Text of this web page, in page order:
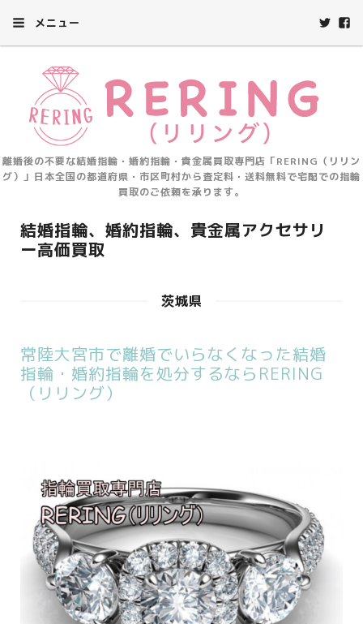
メニュー
離婚後の不要な結婚指輪・婚約指輪・貴金属買取専門店「RERING（リリン
グ）」日本全国の都道府県・市区町村から査定料・送料無料で宅配での指輪
買取のご依頼を承ります。
結婚指輪、婚約指輪、貴金属アクセサリ
ー高価買取
茨城県
常陸大宮市で離婚でいらなくなった結婚
指輪・婚約指輪を処分するならRERING
（リリング）